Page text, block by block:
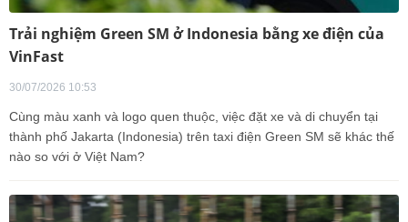
Trải nghiệm Green SM ở Indonesia bằng xe điện của
VinFast
30/07/2026 10:53
Cùng màu xanh và logo quen thuộc, việc đặt xe và di chuyển tại
thành phố Jakarta (Indonesia) trên taxi điện Green SM sẽ khác thế
nào so với ở Việt Nam?